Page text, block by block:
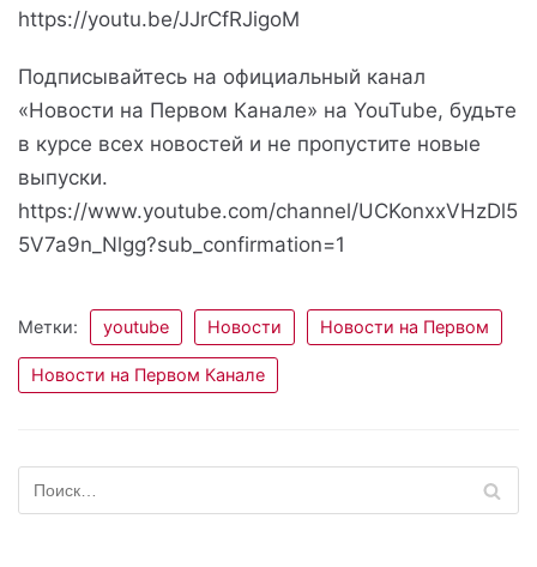
https://youtu.be/JJrCfRJigoM
Подписывайтесь на официальный канал
«Новости на Первом Канале» на YouTube, будьте
в курсе всех новостей и не пропустите новые
выпуски.
https://www.youtube.com/channel/UCKonxxVHzDl5
5V7a9n_Nlgg?sub_confirmation=1
Метки: youtube Новости Новости на Первом
Новости на Первом Канале